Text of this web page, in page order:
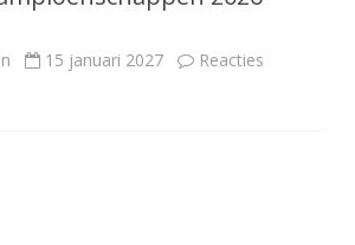
inhoud
15 januari 2027
Reacties